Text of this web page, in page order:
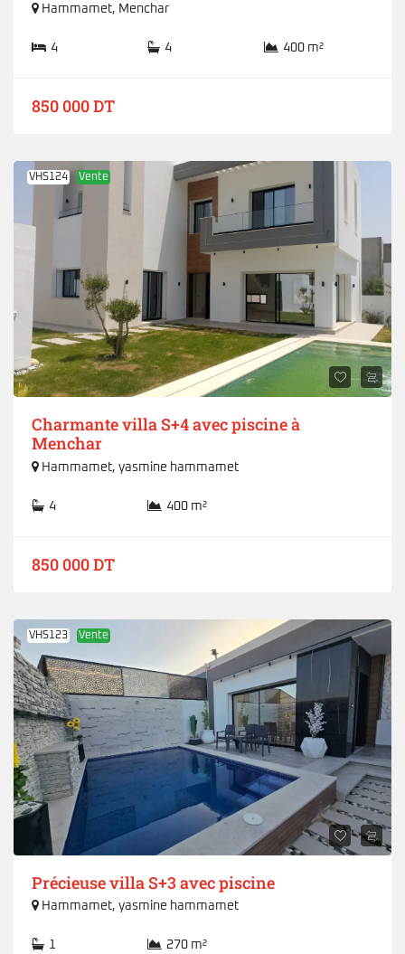
Hammamet, Menchar
4 4 400 m²
850 000 DT
VHS124 Vente
Charmante villa S+4 avec piscine à
Menchar
Hammamet, yasmine hammamet
4 400 m²
850 000 DT
VHS123 Vente
Précieuse villa S+3 avec piscine
Hammamet, yasmine hammamet
1 270 m²